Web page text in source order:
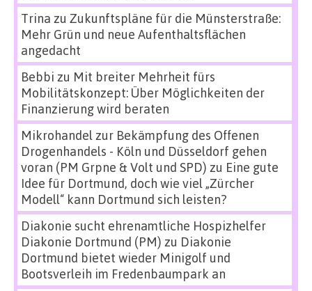
Trina zu Zukunftspläne für die Münsterstraße:
Mehr Grün und neue Aufenthaltsflächen
angedacht
Bebbi zu Mit breiter Mehrheit fürs
Mobilitätskonzept: Über Möglichkeiten der
Finanzierung wird beraten
Mikrohandel zur Bekämpfung des Offenen
Drogenhandels - Köln und Düsseldorf gehen
voran (PM Grpne & Volt und SPD) zu Eine gute
Idee für Dortmund, doch wie viel „Zürcher
Modell“ kann Dortmund sich leisten?
Diakonie sucht ehrenamtliche Hospizhelfer
Diakonie Dortmund (PM) zu Diakonie
Dortmund bietet wieder Minigolf und
Bootsverleih im Fredenbaumpark an